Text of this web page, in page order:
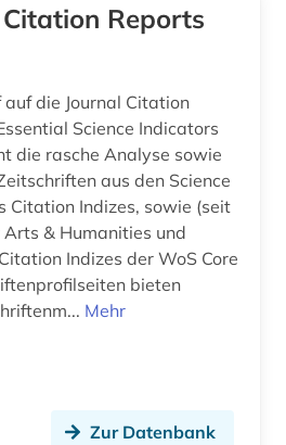
antisemitismus (2)
arabidopsis thaliana (1)
Mecklenburg-Vorpommern (7)
(6)
Citation Reports
die Journal Citation
Science Indicators
aus den Science
Citation Indizes, sowie (seit
Arts & Humanities und
Indizes der WoS Core
bieten
Mehr
Zur Datenbank